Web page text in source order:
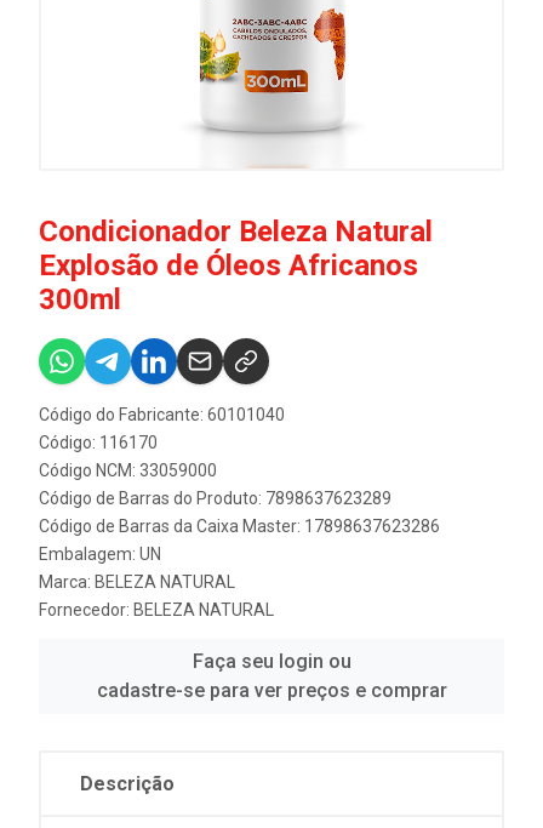
Condicionador Beleza Natural
Explosão de Óleos Africanos
300ml
Código do Fabricante: 60101040
Código: 116170
Código NCM: 33059000
Código de Barras do Produto: 7898637623289
Código de Barras da Caixa Master: 17898637623286
Embalagem: UN
Marca: BELEZA NATURAL
Fornecedor: BELEZA NATURAL
Faça seu login ou
cadastre-se para ver preços e comprar
Descrição